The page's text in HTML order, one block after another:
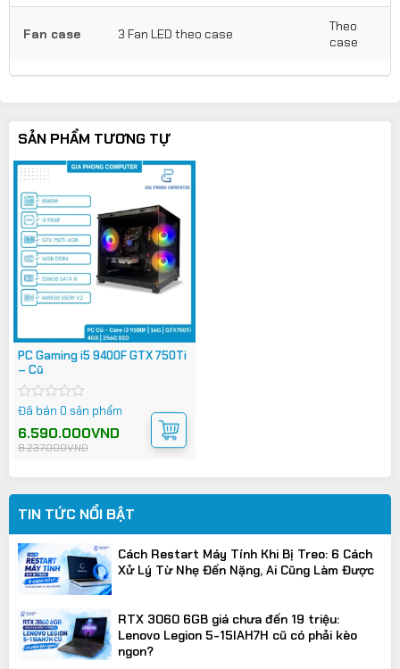
Fan case 3 Fan LED theo case
Theo
case
SẢN PHẨM TƯƠNG TỰ
PC Gaming i5 9400F GTX 750Ti
– Cũ
Được
hạng
0
Đã bán 0 sản phẩm
8.237.000VND
Giá
gốc
là:
6.590.000VND
Giá
hiện
tại
TIN TỨC NỔI BẬT
Cách Restart Máy Tính Khi Bị Treo: 6 Cách
Xử Lý Từ Nhẹ Đến Nặng, Ai Cũng Làm Được
RTX 3060 6GB giá chưa đến 19 triệu:
Lenovo Legion 5-15IAH7H cũ có phải kèo
ngon?